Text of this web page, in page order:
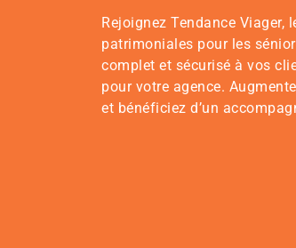
Rejoignez Tendance
patrimoniales pour les
complet et sécurisé à vos
pour votre agence.
et bénéficiez d’un